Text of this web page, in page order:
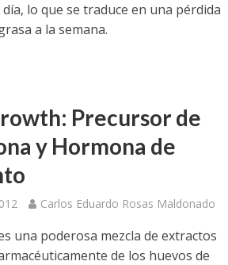
lo que se traduce en una pérdida
a la semana.
Precursor de
y Hormona de
Carlos Eduardo Rosas Maldonado
una poderosa mezcla de extractos
de los huevos de